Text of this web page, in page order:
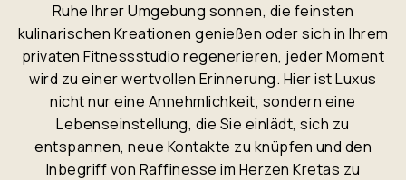
Ruhe Ihrer Umgebung sonnen, die feinsten
kulinarischen Kreationen genießen oder sich in Ihrem
privaten Fitnessstudio regenerieren, jeder Moment
wird zu einer wertvollen Erinnerung. Hier ist Luxus
nicht nur eine Annehmlichkeit, sondern eine
Lebenseinstellung, die Sie einlädt, sich zu
entspannen, neue Kontakte zu knüpfen und den
Inbegriff von Raffinesse im Herzen Kretas zu